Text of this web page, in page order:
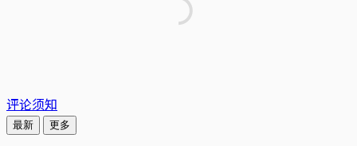
评论须知
最新 更多